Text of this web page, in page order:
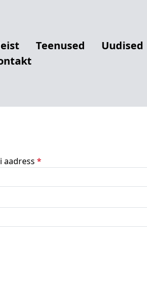
Teenused Uudised
aadress *N
u
u